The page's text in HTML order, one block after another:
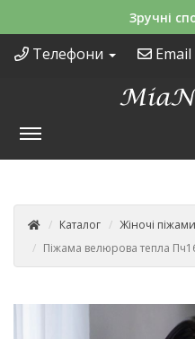
Зручні
Телефони Email
Каталог Жіночі піжами
Піжама велюрова тепла